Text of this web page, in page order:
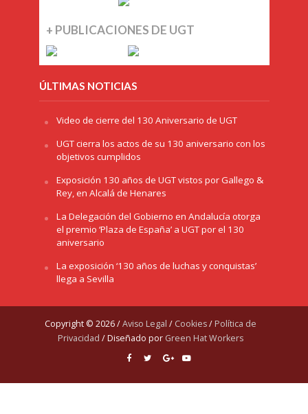
+ PUBLICACIONES DE UGT
ÚLTIMAS NOTICIAS
Video de cierre del 130 Aniversario de UGT
UGT cierra los actos de su 130 aniversario con los
objetivos cumplidos
Exposición 130 años de UGT vistos por Gallego &
Rey, en Alcalá de Henares
La Delegación del Gobierno en Andalucía otorga
el premio ‘Plaza de España’ a UGT por el 130
aniversario
La exposición ‘130 años de luchas y conquistas’
llega a Sevilla
Copyright © 2026 /Aviso Legal / Cookies/ Política de
Privacidad / Diseñado por Green Hat Workers